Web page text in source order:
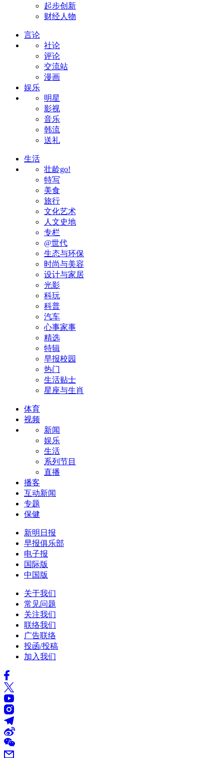
起步创新
财经人物
言论
社论
评论
交流站
漫画
娱乐
明星
影视
音乐
韩流
送礼
生活
壮龄go!
特写
美食
旅行
文化艺术
人文史地
专栏
@世代
生态与环保
时尚与美容
设计与家居
光影
科玩
科普
汽车
心事家事
精选
特辑
早报校园
热门
生活贴士
星座与生肖
体育
视频
新闻
娱乐
生活
系列节目
直播
播客
互动新闻
专题
保健
新明日报
早报俱乐部
电子报
国际版
中国版
关于我们
常见问题
关注我们
联络我们
广告联络
投函/投稿
加入我们